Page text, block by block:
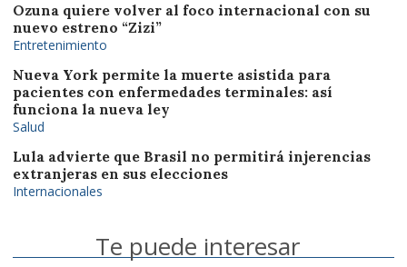
Ozuna quiere volver al foco internacional con su
nuevo estreno “Zizi”
Entretenimiento
Nueva York permite la muerte asistida para
pacientes con enfermedades terminales: así
funciona la nueva ley
Salud
Lula advierte que Brasil no permitirá injerencias
extranjeras en sus elecciones
Internacionales
Te puede interesar